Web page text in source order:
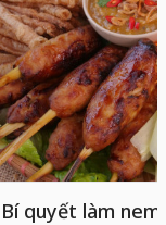
Bí quyết làm